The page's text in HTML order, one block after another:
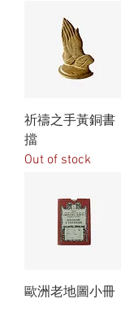
祈禱之手黃銅書
擋
Out of stock
歐洲老地圖小冊